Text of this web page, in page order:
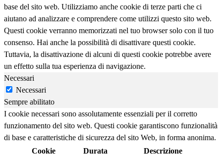
base del sito web. Utilizziamo anche cookie di terze parti che ci
aiutano ad analizzare e comprendere come utilizzi questo sito web.
Questi cookie verranno memorizzati nel tuo browser solo con il tuo
consenso. Hai anche la possibilità di disattivare questi cookie.
Tuttavia, la disattivazione di alcuni di questi cookie potrebbe avere
un effetto sulla tua esperienza di navigazione.
Necessari
Necessari
Sempre abilitato
I cookie necessari sono assolutamente essenziali per il corretto
funzionamento del sito web. Questi cookie garantiscono funzionalità
di base e caratteristiche di sicurezza del sito Web, in forma anonima.
Cookie
Durata Descrizione